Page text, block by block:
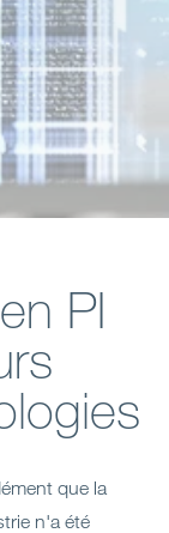
PI
que la
n'a été